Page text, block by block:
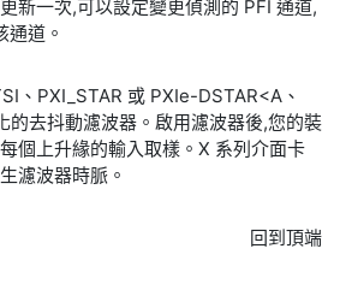
新一次,可以設定變更偵測的 PFI 通道,
通道。
、PXI_STAR 或 PXIe-DSTAR<A、
的去抖動濾波器。啟用濾波器後,您的裝
個上升緣的輸入取樣。X 系列介面卡
濾波器時脈。
回到頂端